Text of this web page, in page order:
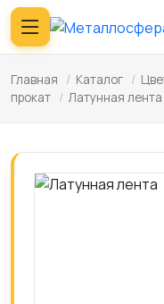
Главная / Каталог /
прокат / Латунная лента